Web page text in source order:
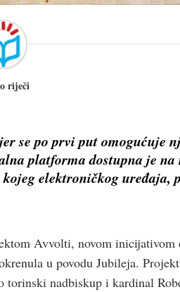
riječi
se po prvi put omogućuje
platforma dostupna je na
elektroničkog uređaja,
Avvolti, novom
u povodu Jubileja.
nadbiskup i kardinal